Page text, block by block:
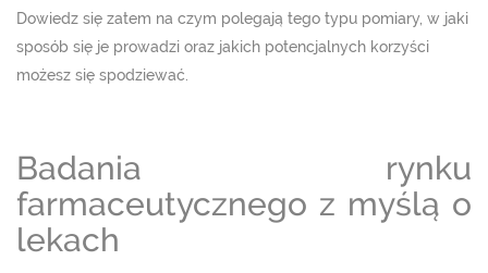
Dowiedz się zatem na czym polegają tego typu pomiary, w jaki
sposób się je prowadzi oraz jakich potencjalnych korzyści
możesz się spodziewać.
Badania rynku
farmaceutycznego z myślą o
lekach